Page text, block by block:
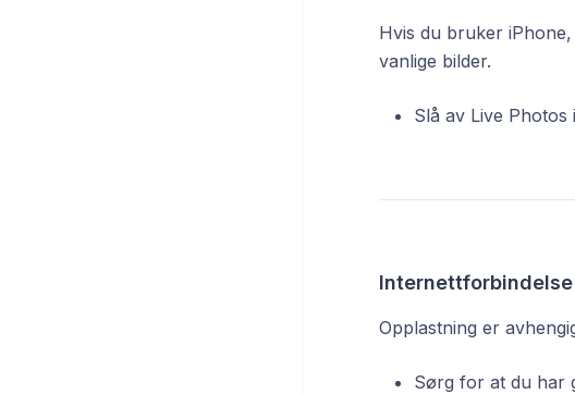
Hvis du bruker
vanlige bilder.
Slå av Live
Internettforbindelse
Opplastning er
Sørg for at du har